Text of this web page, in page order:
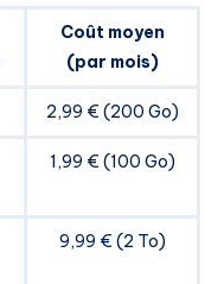
Coût moyen
(par mois)
2,99 € (200 Go)
1,99 € (100 Go)
9,99 € (2 To)